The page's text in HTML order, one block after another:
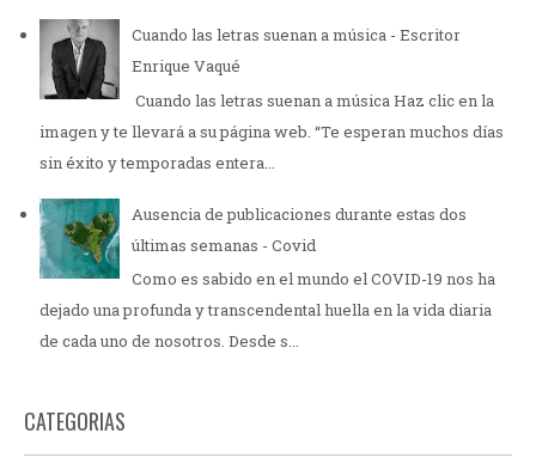
Cuando las letras suenan a música - Escritor
Enrique Vaqué
Cuando las letras suenan a música Haz clic en la
imagen y te llevará a su página web. “Te esperan muchos días
sin éxito y temporadas entera...
Ausencia de publicaciones durante estas dos
últimas semanas - Covid
Como es sabido en el mundo el COVID-19 nos ha
dejado una profunda y transcendental huella en la vida diaria
de cada uno de nosotros. Desde s...
CATEGORIAS